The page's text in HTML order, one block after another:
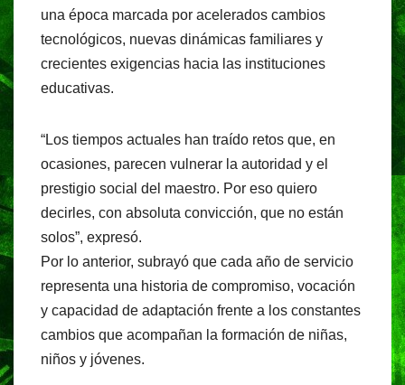
una época marcada por acelerados cambios
tecnológicos, nuevas dinámicas familiares y
crecientes exigencias hacia las instituciones
educativas.
“Los tiempos actuales han traído retos que, en
ocasiones, parecen vulnerar la autoridad y el
prestigio social del maestro. Por eso quiero
decirles, con absoluta convicción, que no están
solos”, expresó.
Por lo anterior, subrayó que cada año de servicio
representa una historia de compromiso, vocación
y capacidad de adaptación frente a los constantes
cambios que acompañan la formación de niñas,
niños y jóvenes.